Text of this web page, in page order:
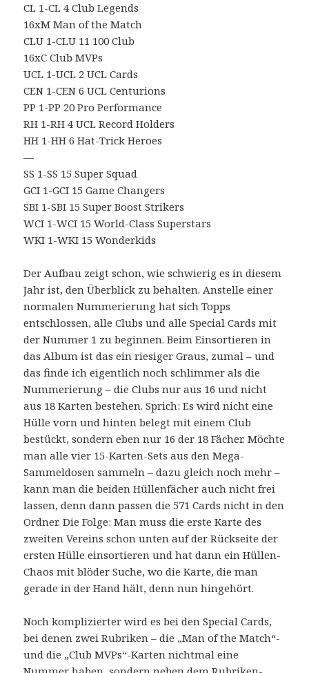
CL 1-CL 4 Club Legends
16xM Man of the Match
CLU 1-CLU 11 100 Club
16xC Club MVPs
UCL 1-UCL 2 UCL Cards
CEN 1-CEN 6 UCL Centurions
PP 1-PP 20 Pro Performance
RH 1-RH 4 UCL Record Holders
HH 1-HH 6 Hat-Trick Heroes
—
SS 1-SS 15 Super Squad
GCI 1-GCI 15 Game Changers
SBI 1-SBI 15 Super Boost Strikers
WCI 1-WCI 15 World-Class Superstars
WKI 1-WKI 15 Wonderkids
Der Aufbau zeigt schon, wie schwierig es in diesem
Jahr ist, den Überblick zu behalten. Anstelle einer
normalen Nummerierung hat sich Topps
entschlossen, alle Clubs und alle Special Cards mit
der Nummer 1 zu beginnen. Beim Einsortieren in
das Album ist das ein riesiger Graus, zumal – und
das finde ich eigentlich noch schlimmer als die
Nummerierung – die Clubs nur aus 16 und nicht
aus 18 Karten bestehen. Sprich: Es wird nicht eine
Hülle vorn und hinten belegt mit einem Club
bestückt, sondern eben nur 16 der 18 Fächer. Möchte
man alle vier 15-Karten-Sets aus den Mega-
Sammeldosen sammeln – dazu gleich noch mehr –
kann man die beiden Hüllenfächer auch nicht frei
lassen, denn dann passen die 571 Cards nicht in den
Ordner. Die Folge: Man muss die erste Karte des
zweiten Vereins schon unten auf der Rückseite der
ersten Hülle einsortieren und hat dann ein Hüllen-
Chaos mit blöder Suche, wo die Karte, die man
gerade in der Hand hält, denn nun hingehört.
Noch komplizierter wird es bei den Special Cards,
bei denen zwei Rubriken – die „Man of the Match“-
und die „Club MVPs“-Karten nichtmal eine